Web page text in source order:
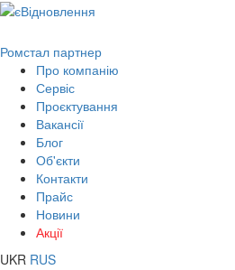
Ромстал партнер
Про компанію
Сервіс
Проєктування
Вакансії
Блог
Об'єкти
Контакти
Прайс
Новини
Акції
UKR RUS